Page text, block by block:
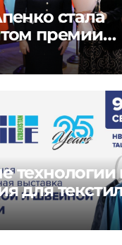
стала
премии
технологии
для
индустрии на
Days